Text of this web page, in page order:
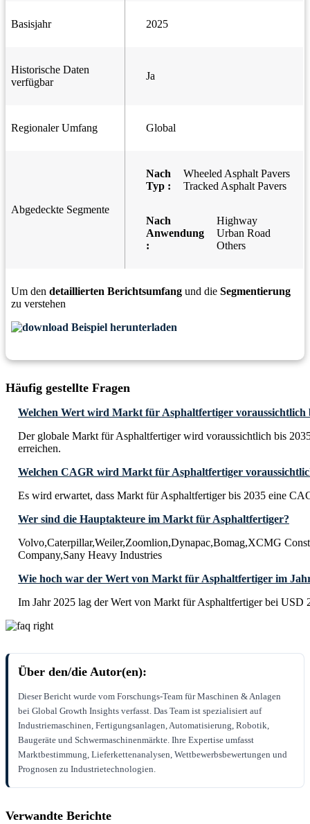
Basisjahr 2025
Historische Daten
verfügbar
Ja
Regionaler Umfang Global
Abgedeckte Segmente
Nach
Typ :
Wheeled Asphalt Pavers
Tracked Asphalt Pavers
Nach
Anwendung
:
Highway
Urban Road
Others
Um den detaillierten Berichtsumfang und die Segmentierung
zu verstehen
Beispiel herunterladen
Häufig gestellte Fragen
Welchen Wert wird Markt für Asphaltfertiger voraussichtlich
Der globale Markt für Asphaltfertiger wird voraussichtlich bis
erreichen.
Welchen CAGR wird Markt für Asphaltfertiger
Es wird erwartet, dass Markt für Asphaltfertiger bis 2035 eine
Wer sind die Hauptakteure im Markt für Asphaltfertiger?
Volvo,Caterpillar,Weiler,Zoomlion,Dynapac,Bomag,XCMG
Company,Sany Heavy Industries
Wie hoch war der Wert von Markt für Asphaltfertiger im
Im Jahr 2025 lag der Wert von Markt für Asphaltfertiger bei USD
Über den/die Autor(en):
Dieser Bericht wurde vom Forschungs-Team für Maschinen & Anlagen
bei Global Growth Insights verfasst. Das Team ist spezialisiert auf
Industriemaschinen, Fertigungsanlagen, Automatisierung, Robotik,
Baugeräte und Schwermaschinenmärkte. Ihre Expertise umfasst
Marktbestimmung, Lieferkettenanalysen, Wettbewerbsbewertungen und
Prognosen zu Industrietechnologien.
Verwandte Berichte